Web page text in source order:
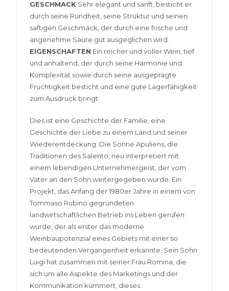
GESCHMACK Sehr elegant und sanft, besticht er
durch seine Rundheit, seine Struktur und seinen
saftigen Geschmack, der durch eine frische und
angenehme Säure gut ausgeglichen wird.
EIGENSCHAFTEN Ein reicher und voller Wein, tief
und anhaltend, der durch seine Harmonie und
Komplexität sowie durch seine ausgeprägte
Fruchtigkeit besticht und eine gute Lagerfähigkeit
zum Ausdruck bringt.
Dies ist eine Geschichte der Familie, eine
Geschichte der Liebe zu einem Land und seiner
Wiederentdeckung. Die Sonne Apuliens, die
Traditionen des Salento, neu interpretiert mit
einem lebendigen Unternehmergeist, der vom
Vater an den Sohn weitergegeben wurde. Ein
Projekt, das Anfang der 1980er Jahre in einem von
Tommaso Rubino gegründeten
landwirtschaftlichen Betrieb ins Leben gerufen
wurde, der als erster das moderne
Weinbaupotenzial eines Gebiets mit einer so
bedeutenden Vergangenheit erkannte. Sein Sohn
Luigi hat zusammen mit seiner Frau Romina, die
sich um alle Aspekte des Marketings und der
Kommunikation kümmert, dieses